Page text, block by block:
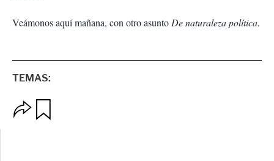
Veámonos aquí mañana, con otro asunto De naturaleza política.
TEMAS:
p